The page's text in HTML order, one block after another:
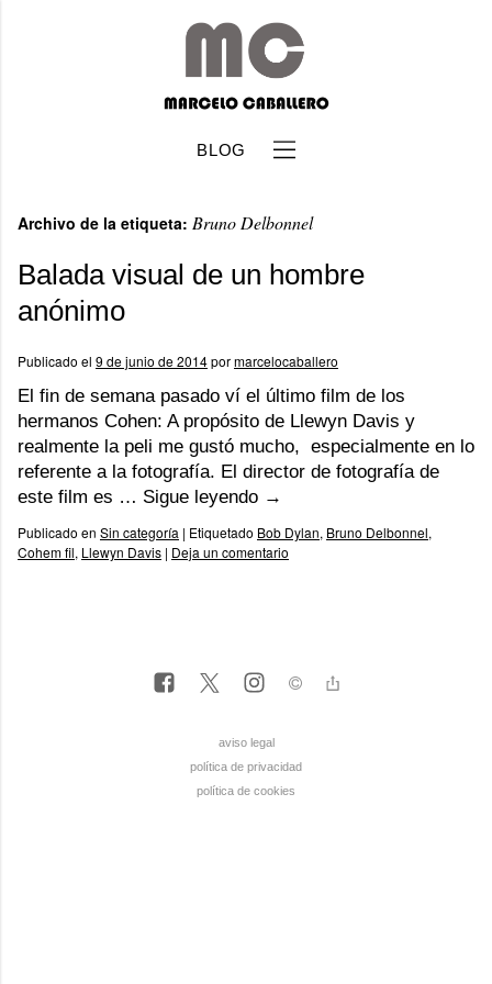
BLOG
Archivo de la etiqueta: Bruno Delbonnel
Balada visual de un hombre
anónimo
Publicado el 9 de junio de 2014pormarcelocaballero
El fin de semana pasado ví el último film de los
hermanos Cohen: A propósito de Llewyn Davis y
realmente la peli me gustó mucho, especialmente en lo
referente a la fotografía. El director de fotografía de
este film es … Sigue leyendo →
Publicado en Sin categoría | Etiquetado Bob Dylan, Bruno Delbonnel,
Cohem fil, Llewyn Davis | Deja un comentario
aviso legal
política de privacidad
política de cookies